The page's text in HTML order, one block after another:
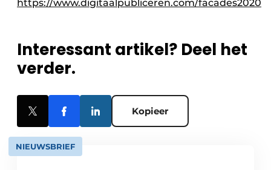
https://www.digitaalpubliceren.com/facades2020
Interessant artikel? Deel het
verder.
Kopieer
NIEUWSBRIEF